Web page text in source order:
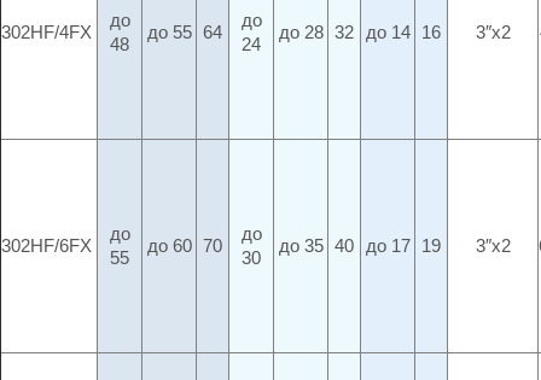
302HF/4FX
до
48
до 55 64
до
24
до 28 32 до 14 16 3″x2
302HF/6FX
до
55
до 60 70
до
30
до 35 40 до 17 19 3″x2